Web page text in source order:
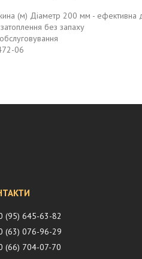
(м) Діаметр 200 мм - ефективна
без запаху
06
(95) 645-63-82
(63) 076-96-29
(66) 704-07-70